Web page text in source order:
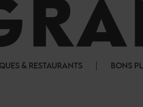
& RESTAURANTS BONS